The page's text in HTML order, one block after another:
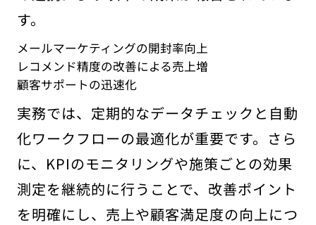
す。
メールマーケティングの開封率向上
レコメンド精度の改善による売上増
顧客サポートの迅速化
実務では、定期的なデータチェックと自動
化ワークフローの最適化が重要です。さら
に、KPIのモニタリングや施策ごとの効果
測定を継続的に行うことで、改善ポイント
を明確にし、売上や顧客満足度の向上につ